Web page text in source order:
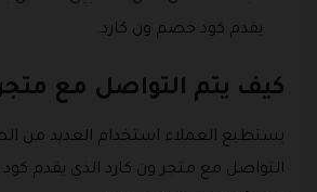
يقدم كود خصم ون كارد.
كيف يتم التواصل مع
يستطيع العملاء استخدام العديد من
التواصل مع متجر ون كارد الذي يقدم